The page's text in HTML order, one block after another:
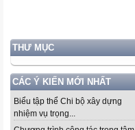
THƯ MỤC
CÁC Ý KIẾN MỚI NHẤT
Biểu tập thể Chi bộ xây dựng
nhiệm vụ trọng...